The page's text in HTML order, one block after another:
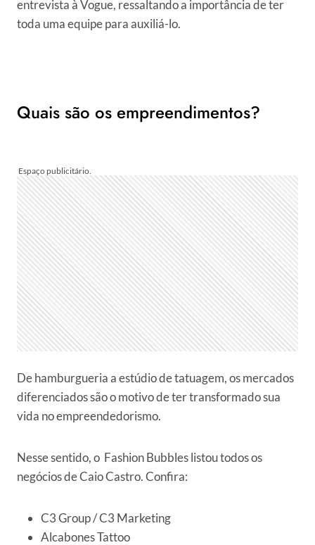
entrevista à Vogue, ressaltando a importância de ter
toda uma equipe para auxiliá-lo.
Quais são os empreendimentos?
De hamburgueria a estúdio de tatuagem, os mercados
diferenciados são o motivo de ter transformado sua
vida no empreendedorismo.
Nesse sentido, o Fashion Bubbles listou todos os
negócios de Caio Castro. Confira:
C3 Group / C3 Marketing
Alcabones Tattoo